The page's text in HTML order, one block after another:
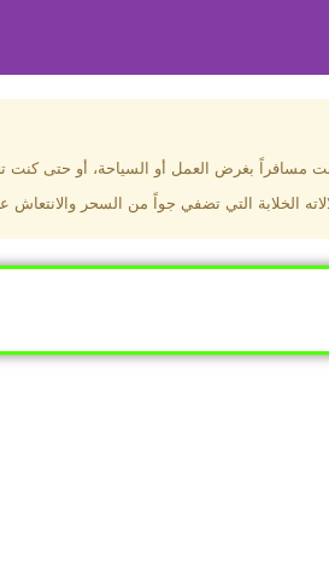
طرابزون؟
ألعاب رياضية، ومطاعم عالمية.
مسافراً بغرض العمل أو السياحة، أو حتى
الخلابة التي تضفي جواً من السحر والانتعاش